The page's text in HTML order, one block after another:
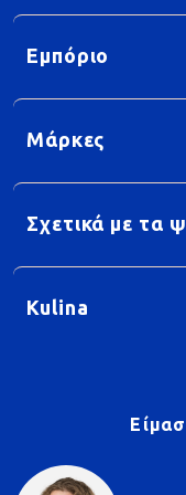
Εμπόριο
Μάρκες
Σχετικά με τα
Kulina